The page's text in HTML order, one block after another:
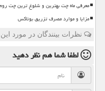
معرفی ماه چت بهترین و شلوغ ترین چت
مزایا و موارد مصرف تزریق بوتاکس
نظرات بینندگان در مورد
لطفا شما همنظر دهید